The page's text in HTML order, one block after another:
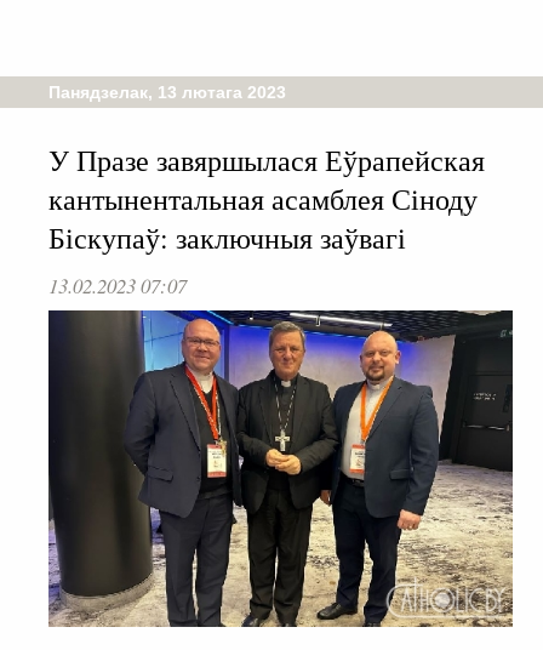
Панядзелак, 13 лютага 2023
У Празе завяршылася Еўрапейская
кантынентальная асамблея Сіноду
Біскупаў: заключныя заўвагі
13.02.2023 07:07